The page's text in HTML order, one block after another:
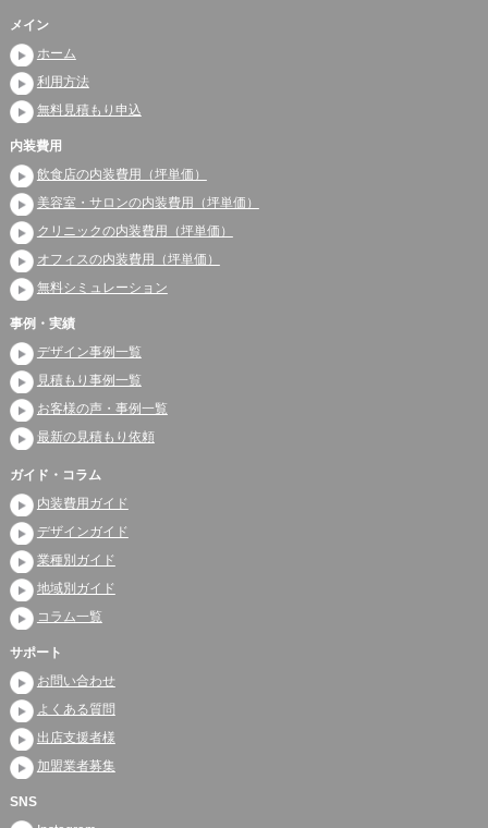
メイン
ホーム
利用方法
無料見積もり申込
内装費用
飲食店の内装費用（坪単価）
美容室・サロンの内装費用（坪単価）
クリニックの内装費用（坪単価）
オフィスの内装費用（坪単価）
無料シミュレーション
事例・実績
デザイン事例一覧
見積もり事例一覧
お客様の声・事例一覧
最新の見積もり依頼
ガイド・コラム
内装費用ガイド
デザインガイド
業種別ガイド
地域別ガイド
コラム一覧
サポート
お問い合わせ
よくある質問
出店支援者様
加盟業者募集
SNS